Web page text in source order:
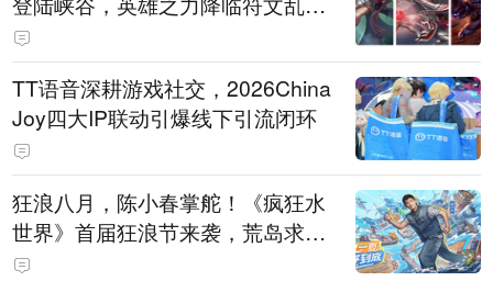
斗！
TT语音深耕游戏社交，2026China
Joy四大IP联动引爆线下引流闭环
狂浪八月，陈小春掌舵！《疯狂水
世界》首届狂浪节来袭，荒岛求生
直播即将开启